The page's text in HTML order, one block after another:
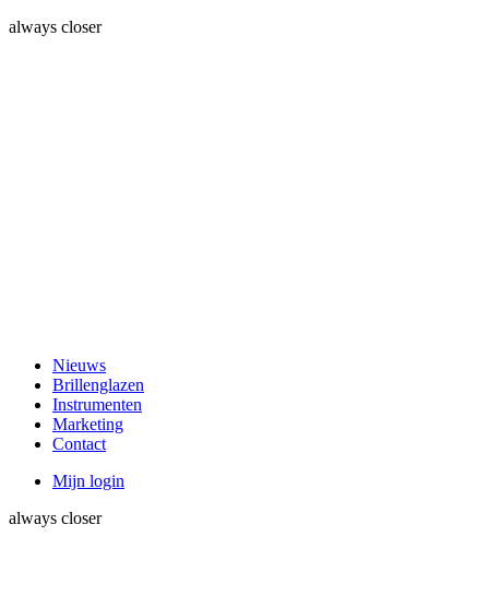
always closer
Nieuws
Brillenglazen
Instrumenten
Marketing
Contact
Mijn login
always closer